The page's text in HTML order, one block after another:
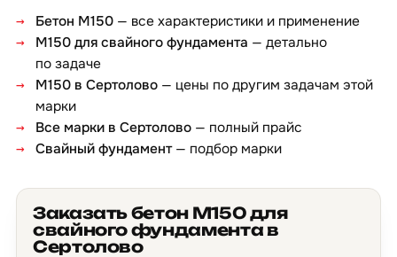
Бетон М150 — все характеристики и применение
М150 для свайного фундамента — детально
по задаче
М150 в Сертолово — цены по другим задачам этой
марки
Все марки в Сертолово — полный прайс
Свайный фундамент— подбор марки
Заказать бетон М150 для
свайного фундамента в
Сертолово